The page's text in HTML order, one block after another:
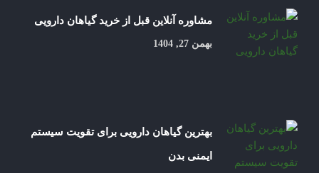
مشاوره آنلاین قبل از خرید گیاهان دارویی
بهمن 27, 1404
بهترین گیاهان دارویی برای تقویت سیستم
ایمنی بدن